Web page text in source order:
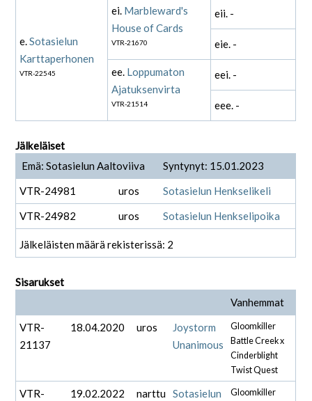
e.Sotasielun
Karttaperhonen
VTR-22545
ei. Marbleward's
House of Cards
VTR-21670
eii. -
eie. -
ee. Loppumaton
Ajatuksenvirta
VTR-21514
eei. -
eee. -
Jälkeläiset
Emä: Sotasielun Aaltoviiva
Syntynyt: 15.01.2023
VTR-24981
uros
Sotasielun Henkselikeli
VTR-24982
uros Sotasielun Henkselipoika
Jälkeläisten määrä rekisterissä: 2
Sisarukset
Vanhemmat
VTR-
21137
18.04.2020 uros
Joystorm
Unanimous
Gloomkiller
Battle Creek x
Cinderblight
Twist Quest
VTR-
19.02.2022 narttu Sotasielun
Gloomkiller